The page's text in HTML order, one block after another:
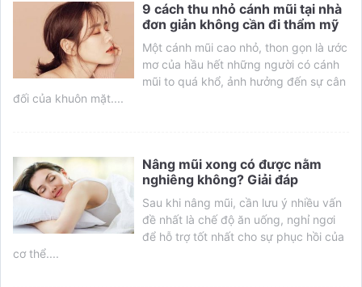
9 cách thu nhỏ cánh mũi tại nhà
đơn giản không cần đi thẩm mỹ
Một cánh mũi cao nhỏ, thon gọn là ước
mơ của hầu hết những người có cánh
mũi to quá khổ, ảnh hưởng đến sự cân
đối của khuôn mặt....
Nâng mũi xong có được nằm
nghiêng không? Giải đáp
Sau khi nâng mũi, cần lưu ý nhiều vấn
đề nhất là chế độ ăn uống, nghỉ ngơi
để hỗ trợ tốt nhất cho sự phục hồi của
cơ thể....